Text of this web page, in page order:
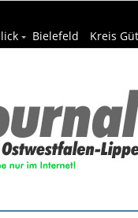
Bielefeld Kreis